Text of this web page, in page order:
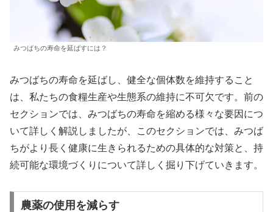
みつばちの寿命を延ばすには？
みつばちの寿命を延ばし、健全な個体数を維持すること
は、私たちの食糧生産や生態系の維持に不可欠です。前の
セクションでは、みつばちの寿命を縮める様々な要因につ
いて詳しく解説しましたが、このセクションでは、みつば
ちがより長く健康に生きられるための具体的な対策と、持
続可能な環境づくりについて詳しく掘り下げていきます。
農薬の使用を減らす